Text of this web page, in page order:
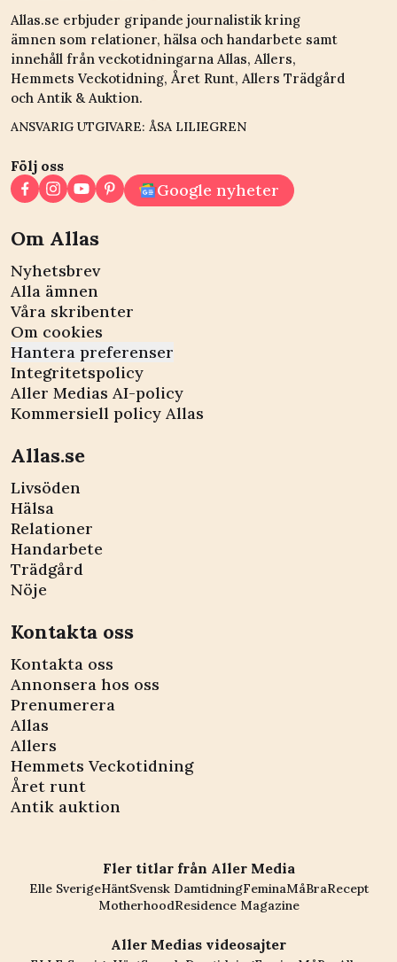
Allas.se erbjuder gripande journalistik kring
ämnen som relationer, hälsa och handarbete samt
innehåll från veckotidningarna Allas, Allers,
Hemmets Veckotidning, Året Runt, Allers Trädgård
och Antik & Auktion.
ANSVARIG UTGIVARE: ÅSA LILIEGREN
Följ oss
Google nyheter
Om Allas
Nyhetsbrev
Alla ämnen
Våra skribenter
Om cookies
Hantera preferenser
Integritetspolicy
Aller Medias AI-policy
Kommersiell policy Allas
Allas.se
Livsöden
Hälsa
Relationer
Handarbete
Trädgård
Nöje
Kontakta oss
Kontakta oss
Annonsera hos oss
Prenumerera
Allas
Allers
Hemmets Veckotidning
Året runt
Antik auktion
Fler titlar från Aller Media
Elle SverigeHäntSvensk DamtidningFeminaMåBraRecept
MotherhoodResidence Magazine
Aller Medias videosajter